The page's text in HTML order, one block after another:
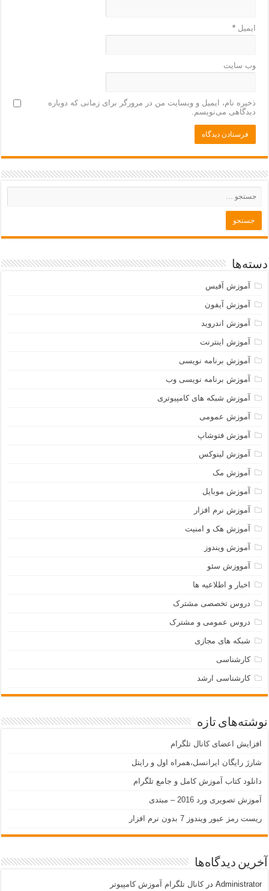
ایمیل*
وب‌ سایت
ذخیره نام، ایمیل و وبسایت من در مرورگر برای زمانی که دوباره
دیدگاهی می‌نویسم.
دسته‌ها
آموزش آفیس
آموزش آیفون
آموزش اندروید
آموزش اینترنت
آموزش برنامه نویسی
آموزش برنامه نویسی وب
آموزش شبکه های کامپیوتری
آموزش عمومی
آموزش فتوشاپ
آموزش لینوکس
آموزش مک
آموزش موبایل
آموزش نرم افزار
آموزش هک و امنیت
آموزش ویندوز
آمووزش سئو
اخبار و اطلاعیه ها
دروس تخصصی مشترک
دروس عمومی و مشترک
شبکه های مجازی
کارشناسی
کارشناسی ارشد
نوشته‌های تازه
افزایش اعضای کانال تلگرام
شارژ رایگان ایرانسل،همراه اول و رایتل
دانلود کتاب آموزش کامل و جامع تلگرام
آموزش تصویری ورد 2016 – مبتدی
ریست رمز عبور ویندوز 7 بدون نرم افزار
آخرین دیدگاه‌ها
Administrator درکانال تلگرام آموزش کامپیوتر